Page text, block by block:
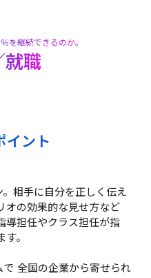
を継続できるのか。
就職
イント
相手に自分を正しく伝え
オの効果的な見せ方など
導担任やクラス担任が指
。
全国の企業から寄せられ